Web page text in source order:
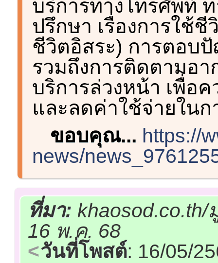
บริการทางโทรศัพท์
ปรึกษา เรื่องการใช้ชี
ชีวิตอิสระ) การตอบ
รวมถึงการติดตามอ
บริการล่วงหน้า เพื่อ
และลดค่าใช้จ่ายในก
ขอบคุณ... https://
news/
ที่มา:
16 พ.ค. 68
วันที่โพสต์: 16/05/